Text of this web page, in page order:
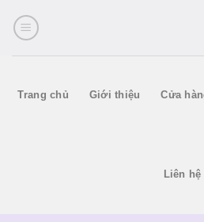
Trang chủ Giới thiệu Cửa
Liên hệ